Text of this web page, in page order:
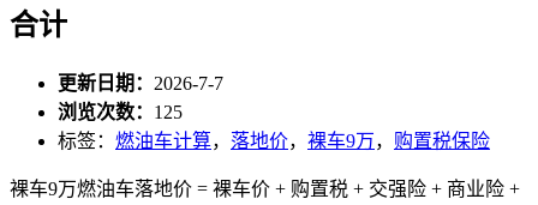
合计
更新日期： 2026-7-7
浏览次数： 125
标签： 燃油车计算， 落地价， 裸车9万， 购置税保险
裸车9万燃油车落地价 = 裸车价 + 购置税 + 交强险 + 商业险 +